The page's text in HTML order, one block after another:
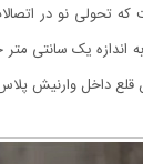
نو در
یک سانتی متر
داخل وارنیش پلاس